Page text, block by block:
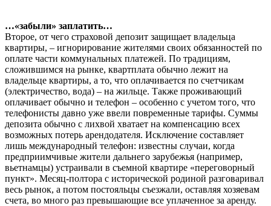
…«забыли» заплатить…
Второе, от чего страховой депозит защищает владельца
квартиры, – игнорирование жителями своих обязанностей по
оплате части коммунальных платежей. По традициям,
сложившимся на рынке, квартплата обычно лежит на
владельце квартиры, а то, что оплачивается по счетчикам
(электричество, вода) – на жильце. Также проживающий
оплачивает обычно и телефон – особенно с учетом того, что
телефонисты давно уже ввели повременные тарифы. Суммы
депозита обычно с лихвой хватает на компенсацию всех
возможных потерь арендодателя. Исключение составляет
лишь международный телефон: известны случаи, когда
предприимчивые жители дальнего зарубежья (например,
вьетнамцы) устраивали в съемной квартире «переговорный
пункт». Месяц-полтора с исторической родиной разговаривал
весь рынок, а потом постояльцы съезжали, оставляя хозяевам
счета, во много раз превышающие все уплаченное за аренду.